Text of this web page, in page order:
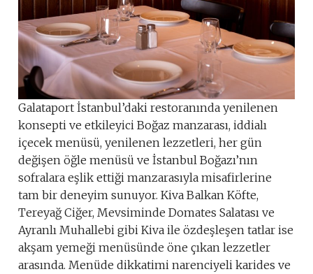
Galataport İstanbul’daki restoranında yenilenen
konsepti ve etkileyici Boğaz manzarası, iddialı
içecek menüsü, yenilenen lezzetleri, her gün
değişen öğle menüsü ve İstanbul Boğazı’nın
sofralara eşlik ettiği manzarasıyla misafirlerine
tam bir deneyim sunuyor. Kiva Balkan Köfte,
Tereyağ Ciğer, Mevsiminde Domates Salatası ve
Ayranlı Muhallebi gibi Kiva ile özdeşleşen tatlar ise
akşam yemeği menüsünde öne çıkan lezzetler
arasında. Menüde dikkatimi narenciyeli karides ve